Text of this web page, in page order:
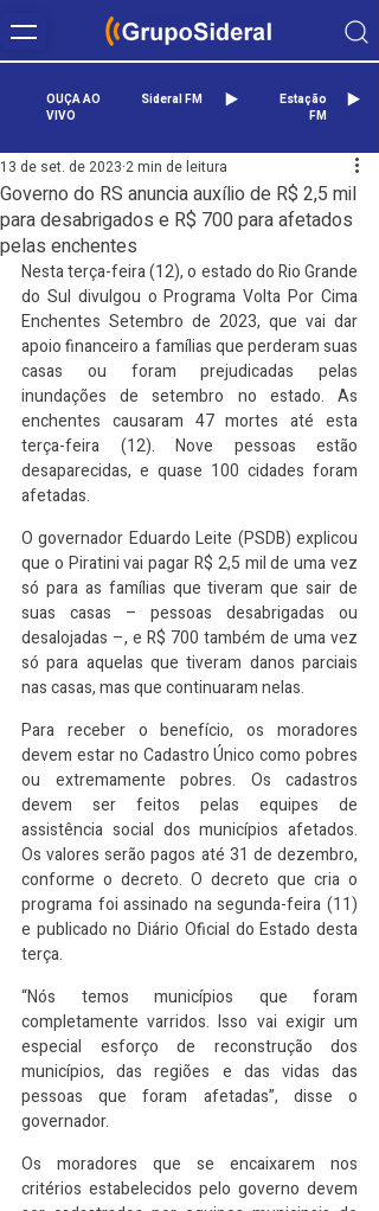
OUÇA AO
VIVO
Sideral FM
Estação
FM
Governo do RS anuncia auxílio de R$ 2,5 mil
para desabrigados e R$ 700 para afetados
pelas enchentes
13 de set. de 2023 2 min de leitura
Nesta terça-feira (12), o estado do Rio Grande
do Sul divulgou o Programa Volta Por Cima
Enchentes Setembro de 2023, que vai dar
apoio financeiro a famílias que perderam suas
casas ou foram prejudicadas pelas
inundações de setembro no estado. As
enchentes causaram 47 mortes até esta
terça-feira (12). Nove pessoas estão
desaparecidas, e quase 100 cidades foram
afetadas.
O governador Eduardo Leite (PSDB) explicou
que o Piratini vai pagar R$ 2,5 mil de uma vez
só para as famílias que tiveram que sair de
suas casas – pessoas desabrigadas ou
desalojadas –, e R$ 700 também de uma vez
só para aquelas que tiveram danos parciais
nas casas, mas que continuaram nelas.
Para receber o benefício, os moradores
devem estar no Cadastro Único como pobres
ou extremamente pobres. Os cadastros
devem ser feitos pelas equipes de
assistência social dos municípios afetados.
Os valores serão pagos até 31 de dezembro,
conforme o decreto. O decreto que cria o
programa foi assinado na segunda-feira (11)
e publicado no Diário Oficial do Estado desta
terça.
“Nós temos municípios que foram
completamente varridos. Isso vai exigir um
especial esforço de reconstrução dos
municípios, das regiões e das vidas das
pessoas que foram afetadas”, disse o
governador.
Os moradores que se encaixarem nos
critérios estabelecidos pelo governo devem